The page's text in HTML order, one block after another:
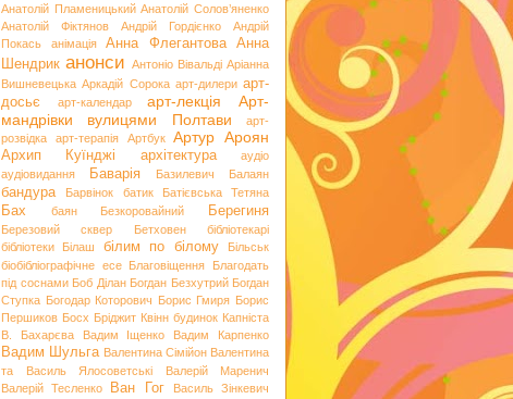
Анатолій Пламеницький Анатолій Солов’яненко
Анатолій Фіктянов
Андрій Гордієнко
Андрій
Покась
анімація Анна Флегантова
Анна
Шендрик анонси Антоніо Вівальді Аріанна
Вишневецька Аркадій Сорока арт-дилери арт-
досьє
арт-календар арт-лекція
Арт-
мандрівки вулицями Полтави
арт-
розвідка
арт-терапія Артбук Артур Ароян
Архип Куїнджі архітектура
аудіо
аудіовидання
Баварія Базилевич Балаян
бандура Барвінок батик Батієвська Тетяна
Бах баян Безкоровайний Берегиня
Березовий сквер Бетховен
бібліотекарі
бібліотеки
Білаш білим по білому
Більськ
біобібліографічне есе
Благовіщення
Благодать
під соснами Боб Ділан Богдан Безхутрий Богдан
Ступка Богодар Которович Борис Гмиря Борис
Першиков Босх Бріджит Квінн будинок Капніста
В. Бахарєва
Вадим Іщенко Вадим Карпенко
Вадим Шульга Валентина Сімійон Валентина
та Василь Ялосоветські
Валерій Маренич
Валерій Тесленко
Ван Гог
Василь Зінкевич